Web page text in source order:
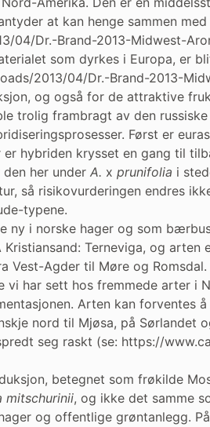
at kan henge sammen
04/Dr.-Brand-2013-Midwest-
som dyrkes i Europa, er
2013/04/Dr.-Brand-2013-
og også for de attraktive
trolig frambragt av den
Først er
er hybriden krysset en gang til
her under A. x prunifolia i
så risikovurderingen endres
typene.
ny i norske hager og som
Terneviga, og
Vest-Agder til Møre og
vi har sett hos fremmede arter
Arten kan forventes
nord til Mjøsa, på Sørlandet
seg raskt (se: https://
betegnet som frøkilde
mitschurinii, og ikke det samme
og offentlige grøntanlegg.